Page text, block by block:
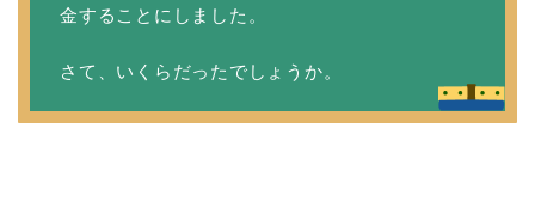
金することにしました。
さて、いくらだったでしょうか。